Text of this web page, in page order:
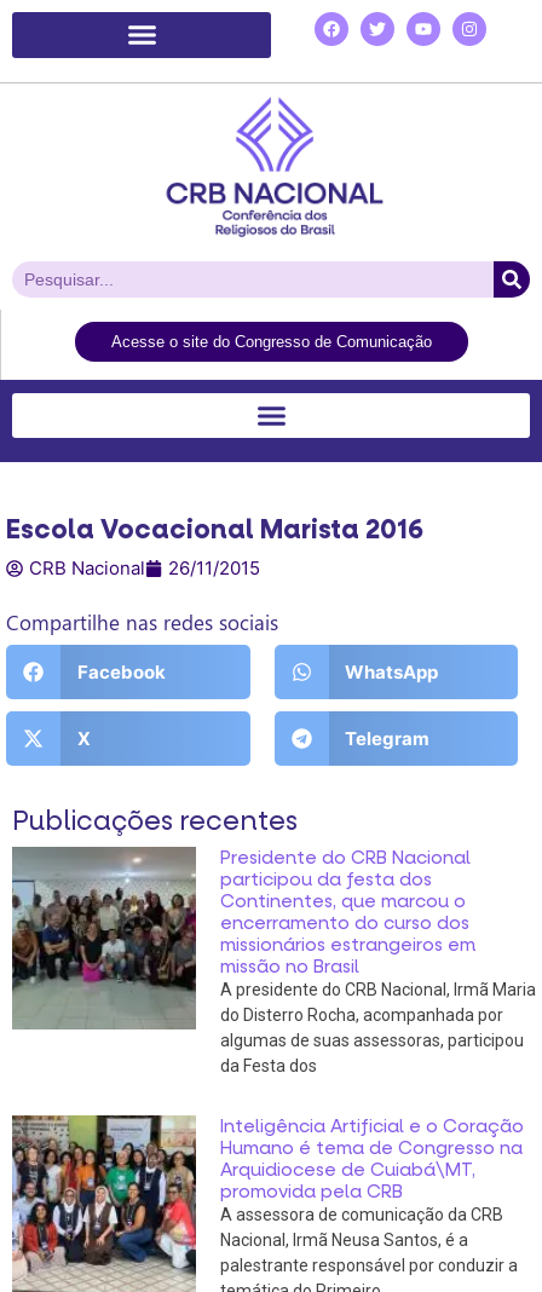
Acesse o site do Congresso de Comunicação
Escola Vocacional Marista 2016
CRB Nacional 26/11/2015
Compartilhe nas redes sociais
Facebook WhatsApp
X Telegram
Publicações recentes
Presidente do CRB Nacional
participou da festa dos
Continentes, que marcou o
encerramento do curso dos
missionários estrangeiros em
missão no Brasil
A presidente do CRB Nacional, Irmã Maria
do Disterro Rocha, acompanhada por
algumas de suas assessoras, participou
da Festa dos
Inteligência Artificial e o Coração
Humano é tema de Congresso na
Arquidiocese de Cuiabá\MT,
promovida pela CRB
A assessora de comunicação da CRB
Nacional, Irmã Neusa Santos, é a
palestrante responsável por conduzir a